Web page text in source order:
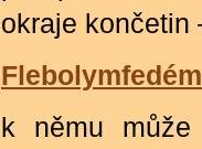
okraje končetin
Flebolymfedém
k němu